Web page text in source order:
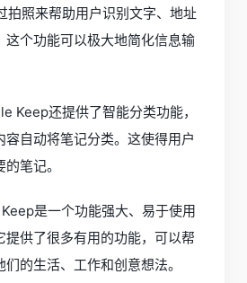
拍照来帮助用户识别文字、地址
这个功能可以极大地简化信息输
Keep还提供了智能分类功能，
容自动将笔记分类。这使得用户
笔记。
是一个功能强大、易于使用
提供了很多有用的功能，可以帮
的生活、工作和创意想法。